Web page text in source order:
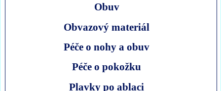
Obuv
Obvazový materiál
Péče o nohy a obuv
Péče o pokožku
Plavky po ablaci